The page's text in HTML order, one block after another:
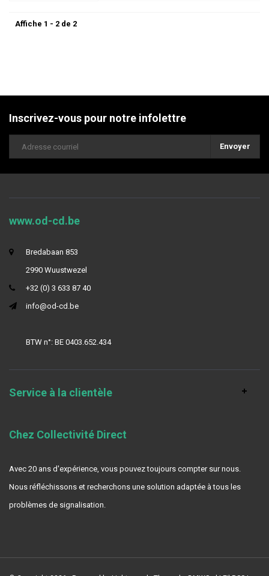
Affiche 1 - 2 de 2
Inscrivez-vous pour notre infolettre
Envoyer
www.od-cd.be
Bredabaan 853
2990 Wuustwezel
+32 (0) 3 633 87 40
info@od-cd.be
BTW n°: BE 0403.652.434
Service à la clientèle
Chez Collectivité Direct
Avec 20 ans d'expérience, vous pouvez toujours compter sur nous.
Nous réfléchissons et recherchons une solution adaptée à tous les
problèmes de signalisation.